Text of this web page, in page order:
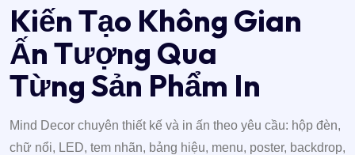
KiếnTạo Không Gian
ẤnTượng Qua
TừngSản Phẩm In
Mind Decor chuyên thiết kế và in ấn theo yêu cầu: hộp đèn,
chữ nổi, LED, tem nhãn, bảng hiệu, menu, poster, backdrop,